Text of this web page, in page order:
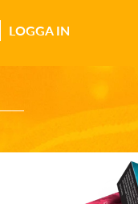
LOGGA IN